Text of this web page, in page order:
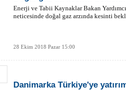
Enerji ve Tabii Kaynaklar Bakan
neticesinde doğal gaz arzında kesinti
28 Ekim 2018 Pazar 15:00
Danimarka Türkiye'ye